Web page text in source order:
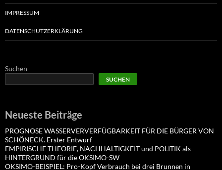
IMPRESSUM
DATENSCHUTZERKLÄRUNG
Suchen
SUCHEN
Neueste Beiträge
PROGNOSE WASSERVERVERFÜGBARKEIT FÜR DIE BÜRGER VON
SCHÖNECK. Erster Entwurf
EMPIRISCHE THEORIE, NACHHALTIGKEIT und POLITIK als
HINTERGRUND für die OKSIMO-SW
OKSIMO-BEISPIEL: Pro-Kopf Verbrauch bei drei Brunnen in